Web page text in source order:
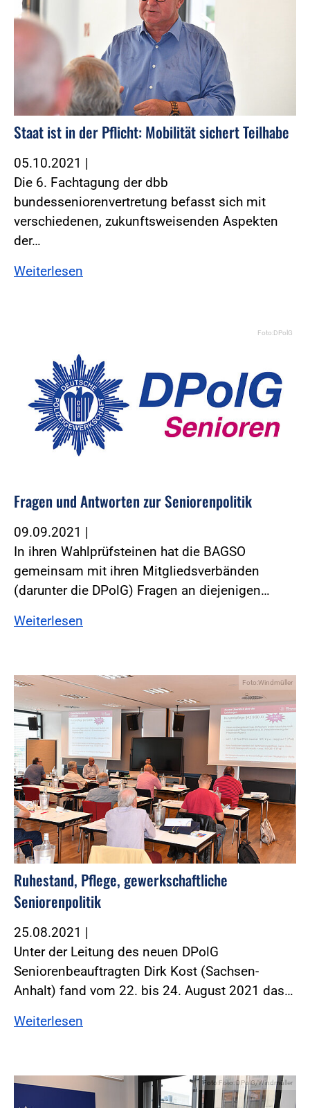
Staat ist in der Pflicht: Mobilität sichert Teilhabe
05.10.2021 |
Die 6. Fachtagung der dbb
bundesseniorenvertretung befasst sich mit
verschiedenen, zukunftsweisenden Aspekten
der…
Weiterlesen
Foto:DPolG
Fragen und Antworten zur Seniorenpolitik
09.09.2021 |
In ihren Wahlprüfsteinen hat die BAGSO
gemeinsam mit ihren Mitgliedsverbänden
(darunter die DPolG) Fragen an diejenigen…
Weiterlesen
Foto:Windmüller
Ruhestand, Pflege, gewerkschaftliche
Seniorenpolitik
25.08.2021 |
Unter der Leitung des neuen DPolG
Seniorenbeauftragten Dirk Kost (Sachsen-
Anhalt) fand vom 22. bis 24. August 2021 das…
Weiterlesen
Foto:Foto: DPolG/Windmüller